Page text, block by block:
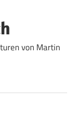
von Martin